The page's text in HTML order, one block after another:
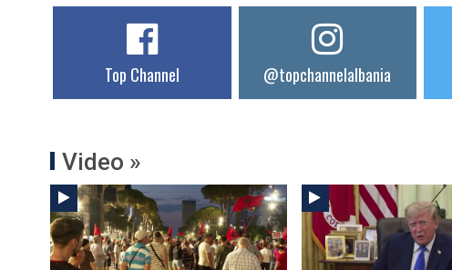
Top Channel @topchannelalbania
Video »